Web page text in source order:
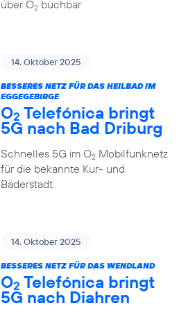
über O2buchbar
14. Oktober 2025
BESSERES NETZ FÜR DAS HEILBAD IM
EGGEGEBIRGE
O2 Telefónica bringt
5G nach Bad Driburg
Schnelles 5G im O2Mobilfunknetz
für die bekannte Kur- und
Bäderstadt
14. Oktober 2025
BESSERES NETZ FÜR DAS WENDLAND
O2 Telefónica bringt
5G nach Diahren